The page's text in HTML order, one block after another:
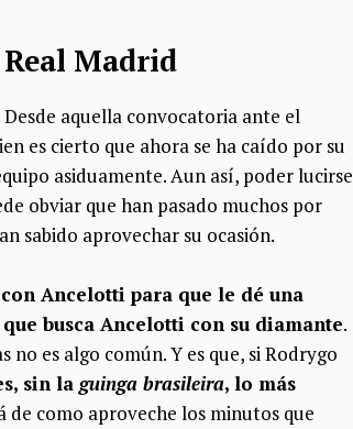
Madrid
aquella convocatoria ante el
es cierto que ahora se ha caído por su
asiduamente. Aun así, poder lucirse
obviar que han pasado muchos por
sabido aprovechar su ocasión.
Ancelotti para que le dé una
busca Ancelotti con su diamante.
es algo común. Y es que, si Rodrygo
sin la guinga brasileira, lo más
de como aproveche los minutos que